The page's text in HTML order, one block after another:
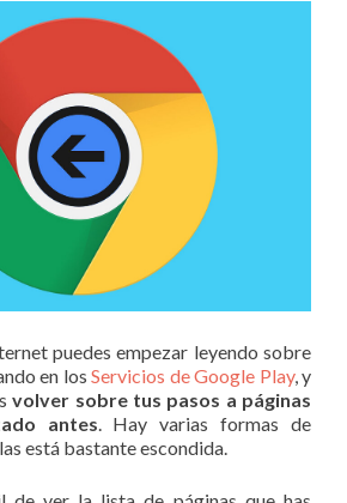
puedes empezar leyendo sobre
en losServicios de Google Play, y
volver sobre tus pasos a páginas
antes . Hay varias formas de
está bastante escondida.